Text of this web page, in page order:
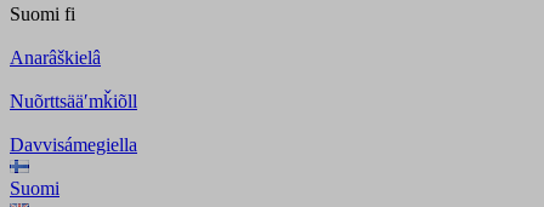
Suomi fi
Anarâškielâ
Nuõrttsääʹmǩiõll
Davvisámegiella
Suomi